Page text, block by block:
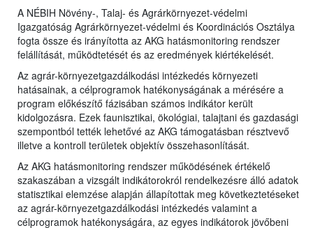
A NÉBIH Növény-, Talaj- és Agrárkörnyezet-védelmi
Igazgatóság Agrárkörnyezet-védelmi és Koordinációs Osztálya
fogta össze és irányította az AKG hatásmonitoring rendszer
felállítását, működtetését és az eredmények kiértékelését.
Az agrár-környezetgazdálkodási intézkedés környezeti
hatásainak, a célprogramok hatékonyságának a mérésére a
program előkészítő fázisában számos indikátor került
kidolgozásra. Ezek faunisztikai, ökológiai, talajtani és gazdasági
szempontból tették lehetővé az AKG támogatásban résztvevő
illetve a kontroll területek objektív összehasonlítását.
Az AKG hatásmonitoring rendszer működésének értékelő
szakaszában a vizsgált indikátorokról rendelkezésre álló adatok
statisztikai elemzése alapján állapítottak meg következtetéseket
az agrár-környezetgazdálkodási intézkedés valamint a
célprogramok hatékonyságára, az egyes indikátorok jövőbeni